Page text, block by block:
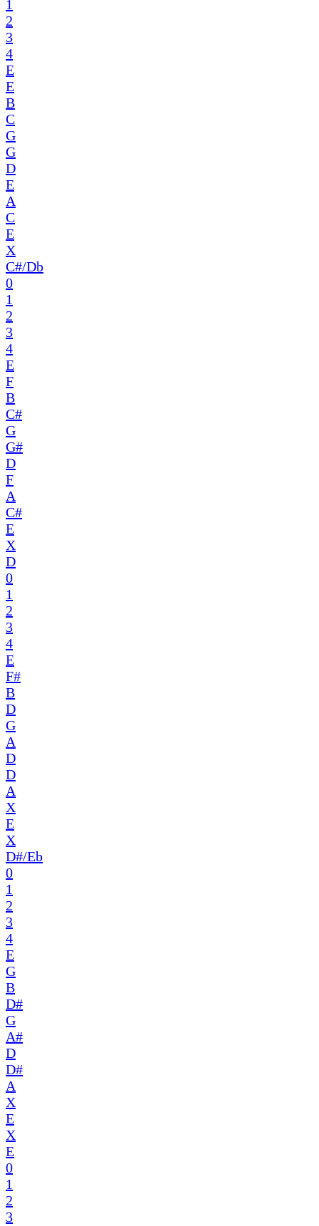
1
2
3
4
E
E
B
C
G
G
D
E
A
C
E
X
C#/Db
0
1
2
3
4
E
F
B
C#
G
G#
D
F
A
C#
E
X
D
0
1
2
3
4
E
F#
B
D
G
A
D
D
A
X
E
X
D#/Eb
0
1
2
3
4
E
G
B
D#
G
A#
D
D#
A
X
E
X
E
0
1
2
3